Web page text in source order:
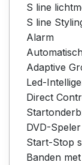
S line
S line
Alarm
Adaptive
Led-
Direct
DVD-Speler
Start-Stop
Banden